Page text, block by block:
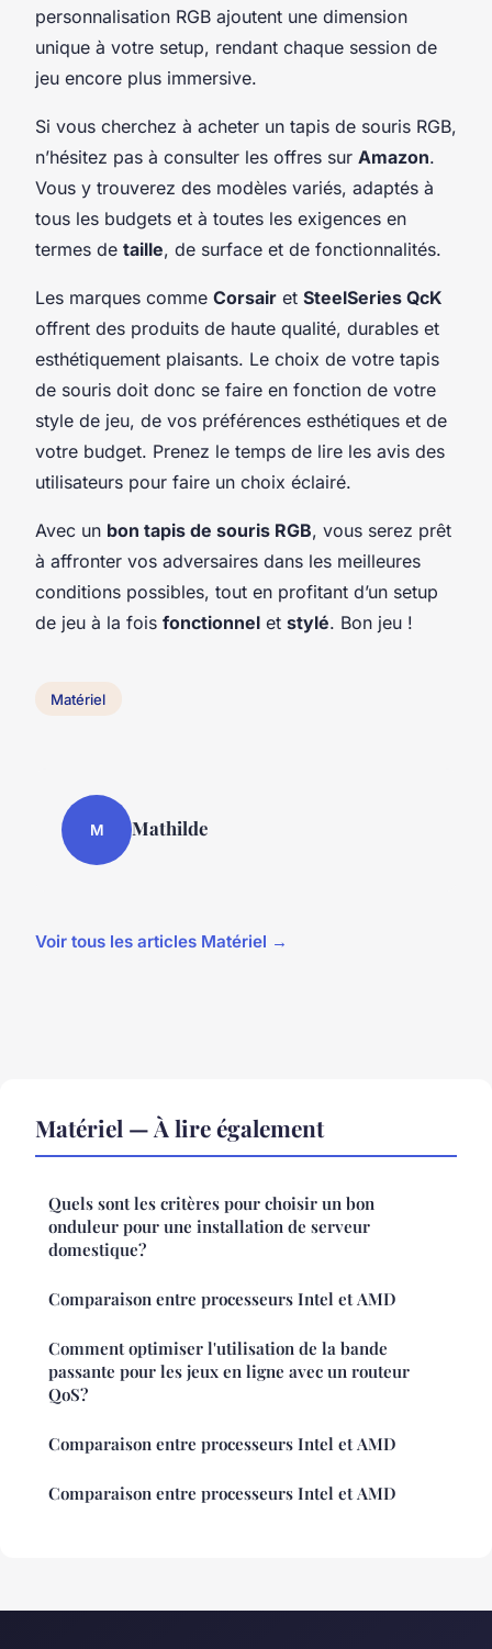
personnalisation RGB ajoutent une dimension
unique à votre setup, rendant chaque session de
jeu encore plus immersive.
Si vous cherchez à acheter un tapis de souris RGB,
n’hésitez pas à consulter les offres sur Amazon.
Vous y trouverez des modèles variés, adaptés à
tous les budgets et à toutes les exigences en
termes de taille, de surface et de fonctionnalités.
Les marques comme Corsair et SteelSeries QcK
offrent des produits de haute qualité, durables et
esthétiquement plaisants. Le choix de votre tapis
de souris doit donc se faire en fonction de votre
style de jeu, de vos préférences esthétiques et de
votre budget. Prenez le temps de lire les avis des
utilisateurs pour faire un choix éclairé.
Avec un bon tapis de souris RGB, vous serez prêt
à affronter vos adversaires dans les meilleures
conditions possibles, tout en profitant d’un setup
de jeu à la fois fonctionnel et stylé. Bon jeu !
Matériel
M Mathilde
Voir tous les articles Matériel →
Matériel — À lire également
Quels sont les critères pour choisir un bon
onduleur pour une installation de serveur
domestique?
Comparaison entre processeurs Intel et AMD
Comment optimiser l'utilisation de la bande
passante pour les jeux en ligne avec un routeur
QoS?
Comparaison entre processeurs Intel et AMD
Comparaison entre processeurs Intel et AMD